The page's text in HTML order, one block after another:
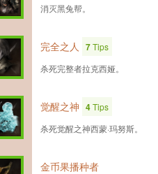
消灭黑兔帮。
完全之人 7Tips
杀死完整者拉克西娅。
觉醒之神 4Tips
杀死觉醒之神西蒙·玛努斯。
金币果播种者